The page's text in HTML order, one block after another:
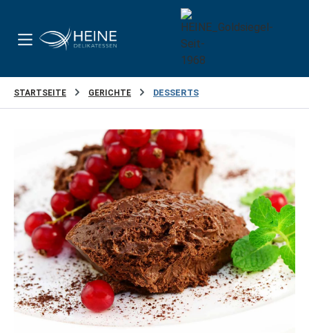
STARTSEITE GERICHTE DESSERTS
Bildergalerie überspringen